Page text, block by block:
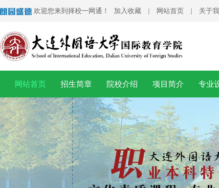
欢迎您来到择校一网通！ 加入收藏 网站首页 关于
网站首页 招生简章 院校介绍 项目简介 专业